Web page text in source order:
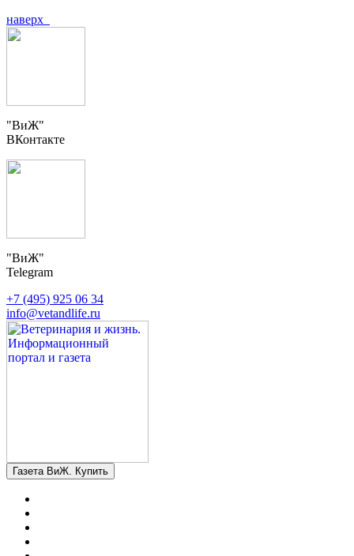
наверх
"ВиЖ"
ВКонтакте
"ВиЖ"
Telegram
+7 (495) 925 06 34
info@vetandlife.ru
Газета ВиЖ. Купить